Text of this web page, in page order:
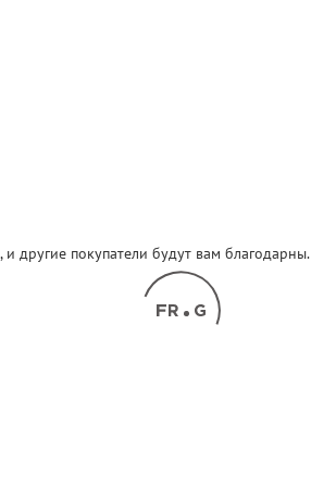
другие покупатели будут вам благодарны.